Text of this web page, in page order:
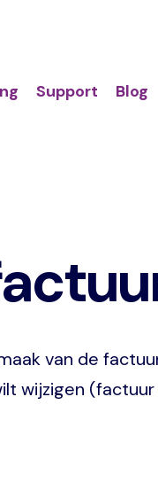
Support Blog
van de
wijzigen